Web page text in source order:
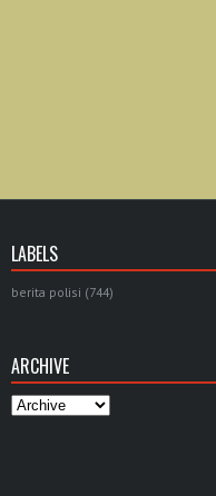
LABELS
berita polisi (744)
ARCHIVE